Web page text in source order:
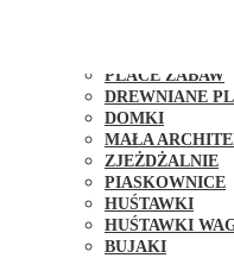
PLACE ZABAW
DREWNIANE
DOMKI
MAŁA
ZJEŻDŻALNIE
PIASKOWNICE
HUŚTAWKI
HUŚTAWKI
BUJAKI